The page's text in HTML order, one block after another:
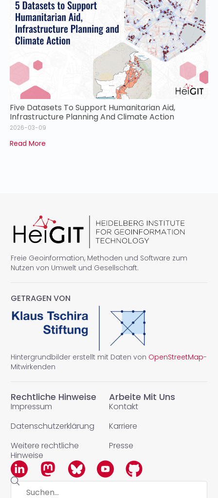
Five Datasets To Support Humanitarian Aid,
Infrastructure Planning And Climate Action
2026-03-09
Read More
Freie Geoinformation, Methoden und Software zum
Nutzen von Umwelt und Gesellschaft.
Rechtliche Hinweise
Impressum
Datenschutzerklärung
Weitere rechtliche
Hinweise
Arbeite Mit Uns
Kontakt
Karriere
Presse
GETRAGEN VON
Hintergrundbilder erstellt mit Daten von OpenStreetMap-
Mitwirkenden